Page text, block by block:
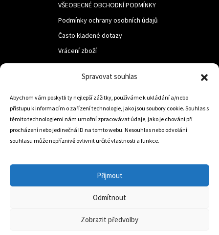
Spravovat souhlas
Abychom vám poskytli ty nejlepší zážitky, používáme k ukládání a/nebo
přístupu k informacím o zařízení technologie, jako jsou soubory cookie. Souhlas s
těmito technologiemi nám umožní zpracovávat údaje, jako je chování při
procházení nebo jedinečná ID na tomto webu. Nesouhlas nebo odvolání
souhlasu může nepříznivě ovlivnit určité vlastnosti a funkce.
Přijmout
Odmítnout
Zobrazit předvolby
VŠEOBECNÉ OBCHODNÍ PODMÍNKY
Podmínky ochrany osobních údajů
Často kladené dotazy
Vrácení zboží
LUF s.r.o.
Nám. M.R.Štefanika 518,
Trstená 02801
info@dojezdovakola.com